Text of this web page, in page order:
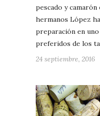
pescado y camarón
hermanos López
preparación en
preferidos de los
24 septiembre, 2016